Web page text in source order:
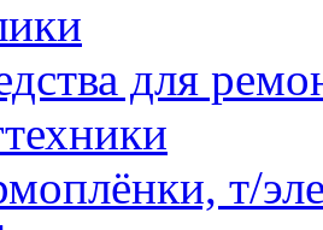
для
т/